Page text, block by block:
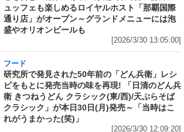
ュッフェも楽しめるロイヤルホスト「那覇国際
通り店」がオープン～グランドメニューには泡
盛やオリオンビールも
[2026/3/30 13:05:00]
フード
研究所で発見された50年前の「どん兵衛」レシ
ピをもとに発売当時の味を再現! 「日清のどん兵
衛 きつねうどん クラシック(東/西)/天ぷらそば
クラシック」が本日30日(月)発売～「当時はこ
れがうまかった(笑)」
[2026/3/30 12:09:20]